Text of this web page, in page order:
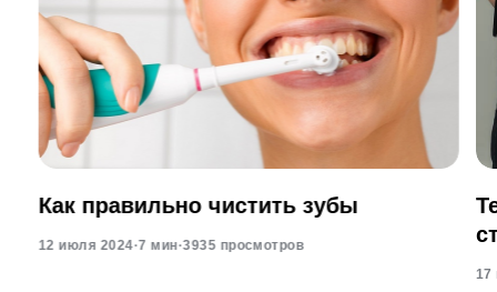
Как правильно чистить зубы
12 июля 2024·7 мин·3935 просмотров
17